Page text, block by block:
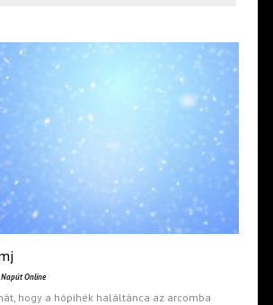
Online
hogy a hópihék haláltánca az arcomba